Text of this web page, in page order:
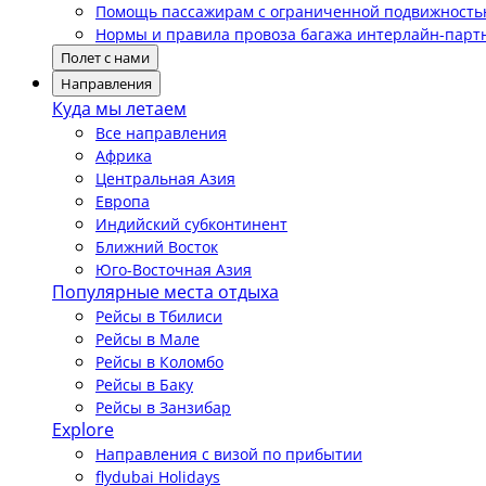
Помощь пассажирам с ограниченной
Нормы и правила провоза багажа интерлайн-
Полет с нами
Направления
Куда мы летаем
Все направления
Африка
Центральная Азия
Европа
Индийский субконтинент
Ближний Восток
Юго-Восточная Азия
Популярные места отдыха
Рейсы в Тбилиси
Рейсы в Мале
Рейсы в Коломбо
Рейсы в Баку
Рейсы в Занзибар
Explore
Направления с визой по прибытии
flydubai Holidays